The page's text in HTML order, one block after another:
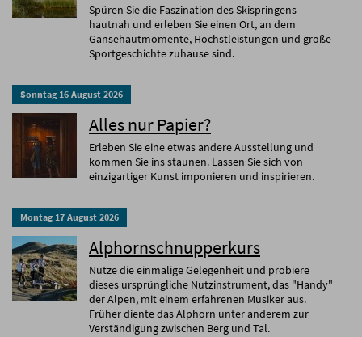
Spüren Sie die Faszination des Skispringens
hautnah und erleben Sie einen Ort, an dem
Gänsehautmomente, Höchstleistungen und große
Sportgeschichte zuhause sind.
Sonntag 16 August 2026
Alles nur Papier?
Erleben Sie eine etwas andere Ausstellung und
kommen Sie ins staunen. Lassen Sie sich von
einzigartiger Kunst imponieren und inspirieren.
Montag 17 August 2026
Alphornschnupperkurs
Nutze die einmalige Gelegenheit und probiere
dieses ursprüngliche Nutzinstrument, das "Handy"
der Alpen, mit einem erfahrenen Musiker aus.
Früher diente das Alphorn unter anderem zur
Verständigung zwischen Berg und Tal.